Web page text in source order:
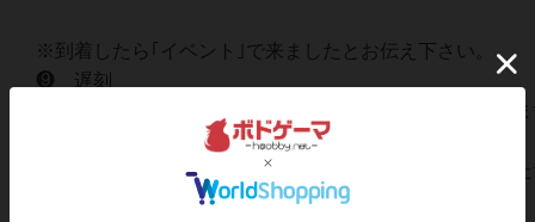
※到着したら｢イベント｣で来ましたとお伝え下さい。
❾ 遅刻
何かの都合でどうしても遅れてしまう場合もあると思い
ご都合が悪くなりキャンセルされる場合は、お申込みし